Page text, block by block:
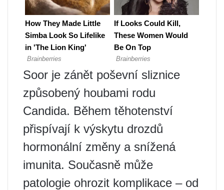
Soor je zánět poševní sliznice
způsobený houbami rodu
Candida. Během těhotenství
přispívají k výskytu drozdů
hormonální změny a snížená
imunita. Současně může
patologie ohrozit komplikace – od